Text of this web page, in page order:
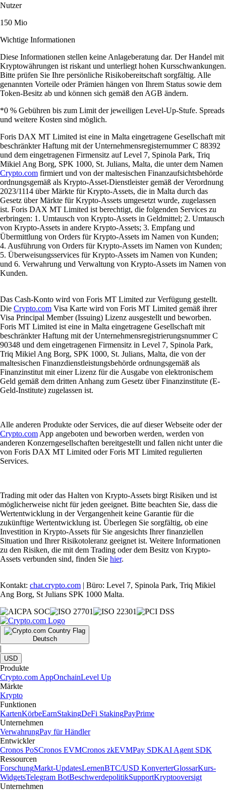
Nutzer
150 Mio
Wichtige Informationen
Diese Informationen stellen keine Anlageberatung dar. Der Handel mit
Kryptowährungen ist riskant und unterliegt hohen Kursschwankungen.
Bitte prüfen Sie Ihre persönliche Risikobereitschaft sorgfältig. Alle
genannten Vorteile oder Prämien hängen von Ihrem Status sowie dem
Token-Besitz ab und können sich gemäß den AGB ändern.
*0 % Gebühren bis zum Limit der jeweiligen Level-Up-Stufe. Spreads
und weitere Kosten sind möglich.
Foris DAX MT Limited ist eine in Malta eingetragene Gesellschaft mit
beschränkter Haftung mit der Unternehmensregisternummer C 88392
und dem eingetragenen Firmensitz auf Level 7, Spinola Park, Triq
Mikiel Ang Borg, SPK 1000, St. Julians, Malta, die unter dem Namen
Crypto.com firmiert und von der maltesischen Finanzaufsichtsbehörde
ordnungsgemäß als Krypto-Asset-Dienstleister gemäß der Verordnung
2023/1114 über Märkte für Krypto-Assets, die in Malta durch das
Gesetz über Märkte für Krypto-Assets umgesetzt wurde, zugelassen
ist. Foris DAX MT Limited ist berechtigt, die folgenden Services zu
erbringen: 1. Umtausch von Krypto-Assets in Geldmittel; 2. Umtausch
von Krypto-Assets in andere Krypto-Assets; 3. Empfang und
Übermittlung von Orders für Krypto-Assets im Namen von Kunden;
4. Ausführung von Orders für Krypto-Assets im Namen von Kunden;
5. Überweisungsservices für Krypto-Assets im Namen von Kunden;
und 6. Verwahrung und Verwaltung von Krypto-Assets im Namen von
Kunden.
Das Cash-Konto wird von Foris MT Limited zur Verfügung gestellt.
Die Crypto.com Visa Karte wird von Foris MT Limited gemäß ihrer
Visa Principal Member (Issuing) Lizenz ausgestellt und beworben.
Foris MT Limited ist eine in Malta eingetragene Gesellschaft mit
beschränkter Haftung mit der Unternehmensregistrierungsnummer C
90348 und dem eingetragenen Firmensitz in Level 7, Spinola Park,
Triq Mikiel Ang Borg, SPK 1000, St. Julians, Malta, die von der
maltesischen Finanzdienstleistungsbehörde ordnungsgemäß als
Finanzinstitut mit einer Lizenz für die Ausgabe von elektronischem
Geld gemäß dem dritten Anhang zum Gesetz über Finanzinstitute (E-
Geld-Institute) zugelassen ist.
Alle anderen Produkte oder Services, die auf dieser Webseite oder der
Crypto.com App angeboten und beworben werden, werden von
anderen Konzerngesellschaften bereitgestellt und fallen nicht unter die
von Foris DAX MT Limited oder Foris MT Limited regulierten
Services.
Trading mit oder das Halten von Krypto-Assets birgt Risiken und ist
möglicherweise nicht für jeden geeignet. Bitte beachten Sie, dass die
Wertentwicklung in der Vergangenheit keine Garantie für die
zukünftige Wertentwicklung ist. Überlegen Sie sorgfältig, ob eine
Investition in Krypto-Assets für Sie angesichts Ihrer finanziellen
Situation und Ihrer Risikotoleranz geeignet ist. Weitere Informationen
zu den Risiken, die mit dem Trading oder dem Besitz von Krypto-
Assets verbunden sind, finden Sie hier.
Kontakt: chat.crypto.com | Büro: Level 7, Spinola Park, Triq Mikiel
Ang Borg, St Julians SPK 1000 Malta.
Deutsch
|
USD
Produkte
Crypto.com AppOnchainLevel Up
Märkte
Krypto
Funktionen
KartenKörbeEarnStakingDeFi StakingPayPrime
Unternehmen
VerwahrungPay für Händler
Entwickler
Cronos PoSCronos EVMCronos zkEVMPay SDKAI Agent SDK
Ressourcen
ForschungMarkt-UpdatesLernenBTC/USD KonverterGlossarKurs-
WidgetsTelegram BotBeschwerdepolitikSupportKryptooversigt
Unternehmen